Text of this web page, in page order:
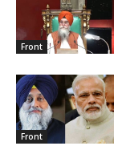
Front
Front